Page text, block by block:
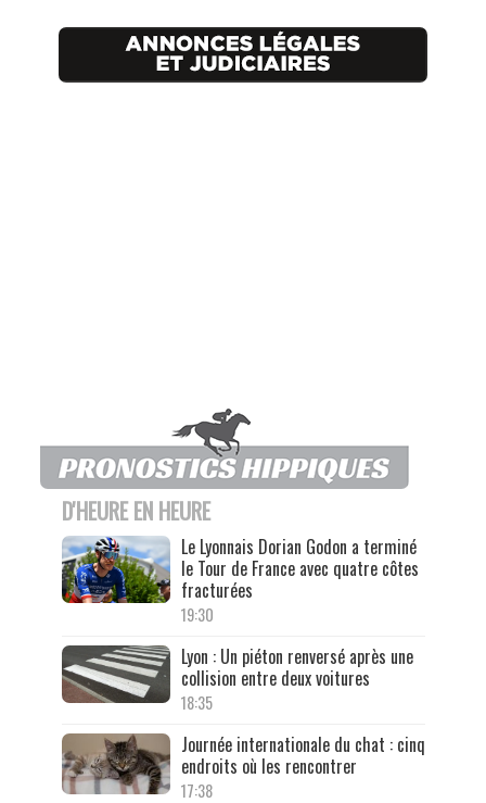
D'HEURE EN HEURE
Le Lyonnais Dorian Godon a terminé
le Tour de France avec quatre côtes
fracturées
19:30
Lyon : Un piéton renversé après une
collision entre deux voitures
18:35
Journée internationale du chat : cinq
endroits où les rencontrer
17:38